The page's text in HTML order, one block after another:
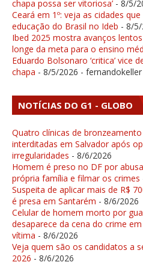
chapa possa ser vitoriosa’ - 8/5/
Ceará em 1º: veja as cidades
educação do Brasil no Ideb - 8/
Ibed 2025 mostra avanços
longe da meta para o ensino
Eduardo Bolsonaro ‘critica’ vice
chapa - 8/5/2026 - fernandokeller
NOTÍCIAS DO G1 - GLOBO
Quatro clínicas de
interditadas em Salvador após
irregularidades - 8/6/2026
Homem é preso no DF por
própria família e filmar os crimes
Suspeita de aplicar mais de R$
é presa em Santarém - 8/6/2026
Celular de homem morto por
desaparece da cena do crime
vítima - 8/6/2026
Veja quem são os candidatos a
2026 - 8/6/2026